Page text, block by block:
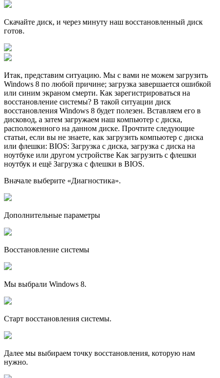
Скачайте диск, и через минуту наш восстановленный диск
готов.
Итак, представим ситуацию. Мы с вами не можем загрузить
Windows 8 по любой причине; загрузка завершается ошибкой
или синим экраном смерти. Как зарегистрироваться на
восстановление системы? В такой ситуации диск
восстановления Windows 8 будет полезен. Вставляем его в
дисковод, а затем загружаем наш компьютер с диска,
расположенного на данном диске. Прочтите следующие
статьи, если вы не знаете, как загрузить компьютер с диска
или флешки: BIOS: Загрузка с диска, загрузка с диска на
ноутбуке или другом устройстве Как загрузить с флешки
ноутбук и ещё Загрузка с флешки в BIOS.
Вначале выберите «Диагностика».
Дополнительные параметры
Восстановление системы
Мы выбрали Windows 8.
Старт восстановления системы.
Далее мы выбираем точку восстановления, которую нам
нужно.